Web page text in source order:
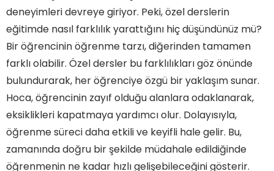
deneyimleri devreye giriyor. Peki, özel derslerin
eğitimde nasıl farklılık yarattığını hiç düşündünüz mü?
Bir öğrencinin öğrenme tarzı, diğerinden tamamen
farklı olabilir. Özel dersler bu farklılıkları göz önünde
bulundurarak, her öğrenciye özgü bir yaklaşım sunar.
Hoca, öğrencinin zayıf olduğu alanlara odaklanarak,
eksiklikleri kapatmaya yardımcı olur. Dolayısıyla,
öğrenme süreci daha etkili ve keyifli hale gelir. Bu,
zamanında doğru bir şekilde müdahale edildiğinde
öğrenmenin ne kadar hızlı gelişebileceğini gösterir.